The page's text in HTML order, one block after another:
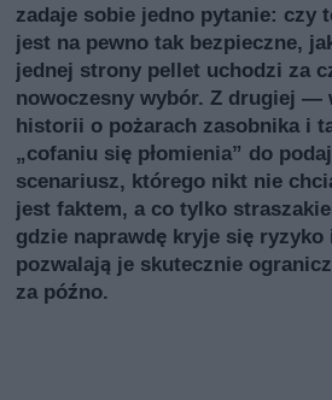
zadaje sobie jedno pytanie: czy
jest na pewno tak bezpieczne,
jednej strony pellet uchodzi za
nowoczesny wybór. Z drugiej —
historii o pożarach zasobnika i
„cofaniu się płomienia” do
scenariusz, którego nikt nie
jest faktem, a co tylko
gdzie naprawdę kryje się
pozwalają je skutecznie
za późno.